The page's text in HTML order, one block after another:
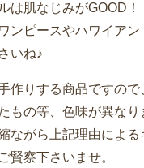
は肌なじみがGOOD！
ンピースやハワイア
いね♪
作りする商品ですので
もの等、色味が異なり
ながら上記理由によ
賢察下さいませ。